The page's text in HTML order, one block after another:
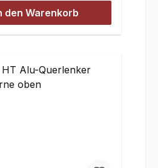
Stück
den Warenkorb